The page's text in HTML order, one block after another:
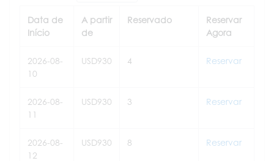
Data de
Início
A partir
de
Reservado
Reservar
Agora
2026-08-
10
USD930 4 Reservar
2026-08-
11
USD930 3 Reservar
2026-08-
12
USD930 8 Reservar